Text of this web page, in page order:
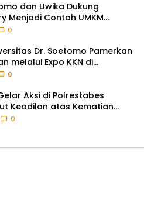
dan Uwika Dukung
Menjadi Contoh UMKM
0
Dr. Soetomo Pamerkan
melalui Expo KKN di
0
Aksi di Polrestabes
Keadilan atas Kematian
0